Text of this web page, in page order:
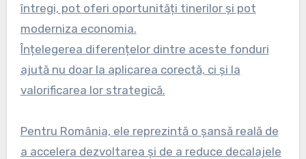
întregi, pot oferi oportunități tinerilor și pot
moderniza economia.
Înțelegerea diferențelor dintre aceste fonduri
ajută nu doar la aplicarea corectă, ci și la
valorificarea lor strategică.
Pentru România, ele reprezintă o șansă reală de
a accelera dezvoltarea și de a reduce decalajele